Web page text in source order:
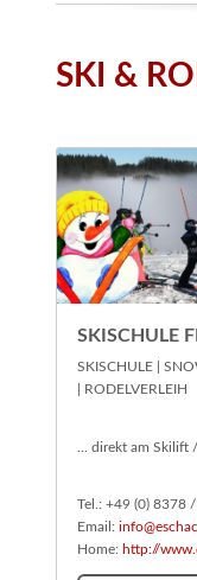
SKI &
SKISCHULE
SKISCHULE |
| RODELVERLEIH
... direkt am Skilift
Tel.: +49 (0) 8378
Email:
Home: http://